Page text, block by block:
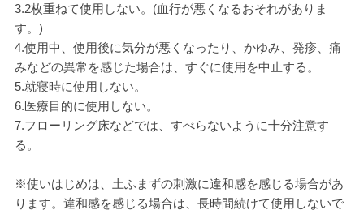
3.2枚重ねて使用しない。(血行が悪くなるおそれがありま
す。)
4.使用中、使用後に気分が悪くなったり、かゆみ、発疹、痛
みなどの異常を感じた場合は、すぐに使用を中止する。
5.就寝時に使用しない。
6.医療目的に使用しない。
7.フローリング床などでは、すべらないように十分注意す
る。
※使いはじめは、土ふまずの刺激に違和感を感じる場合があ
ります。違和感を感じる場合は、長時間続けて使用しないで